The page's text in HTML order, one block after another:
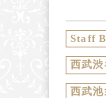
Staff
西武渋
西武池